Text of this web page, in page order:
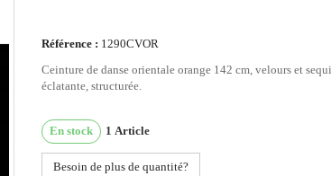
Référence : 1290CVOR
Ceinture de danse orientale orange 142 cm, velours et
éclatante, structurée.
En stock 1 Article
Besoin de plus de quantité?